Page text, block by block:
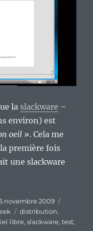
la slackware –
environ) est
oeil ». Cela me
première fois
une slackware
novembre 2009
Étiquettes
distribution,
libre,slackware,test,